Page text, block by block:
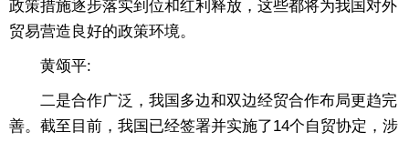
政策措施逐步落实到位和红利释放，这些都将为我国对外
贸易营造良好的政策环境。
黄颂平:
二是合作广泛，我国多边和双边经贸合作布局更趋完
善。截至目前，我国已经签署并实施了14个自贸协定，涉